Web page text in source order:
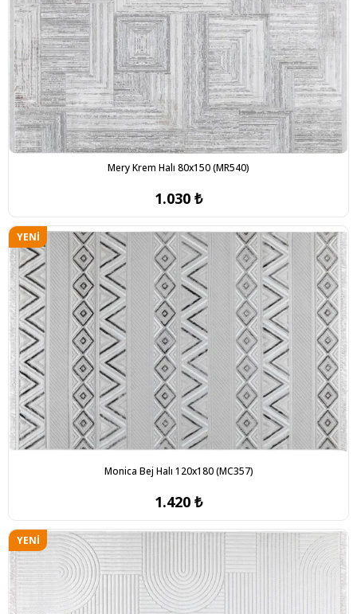
Mery Krem Halı 80x150 (MR540)
1.030 ₺
Monica Bej Halı 120x180 (MC357)
1.420 ₺
YENI
ÜRÜN
YENI
ÜRÜN